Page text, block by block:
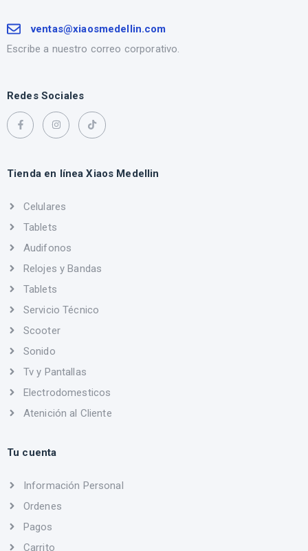
ventas@xiaosmedellin.com
Escribe a nuestro correo corporativo.
Redes Sociales
Tienda en línea Xiaos Medellin
Celulares
Tablets
Audifonos
Relojes y Bandas
Tablets
Servicio Técnico
Scooter
Sonido
Tv y Pantallas
Electrodomesticos
Atenición al Cliente
Tu cuenta
Información Personal
Ordenes
Pagos
Carrito